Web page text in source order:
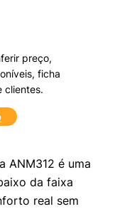
preço,
ficha
clientes.
ANM312 é uma
da faixa
real sem